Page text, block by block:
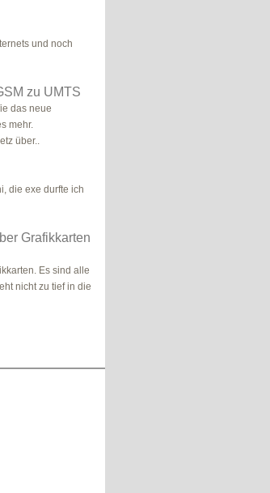
und noch
zu UMTS
das neue
mehr.
über..
die exe durfte ich
Grafikkarten
Es sind alle
nicht zu tief in die